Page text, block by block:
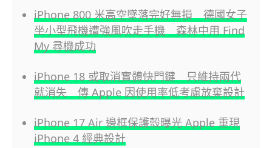
iPhone 800 米高空墜落完好無損 德國女子
坐小型飛機遭強風吹走手機 森林中用 Find
My 尋機成功
iPhone 18 或取消實體快門鍵 只維持兩代
就消失 傳 Apple 因使用率低考慮放棄設計
iPhone 17 Air 邊框保護殼曝光 Apple 重現
iPhone 4 經典設計